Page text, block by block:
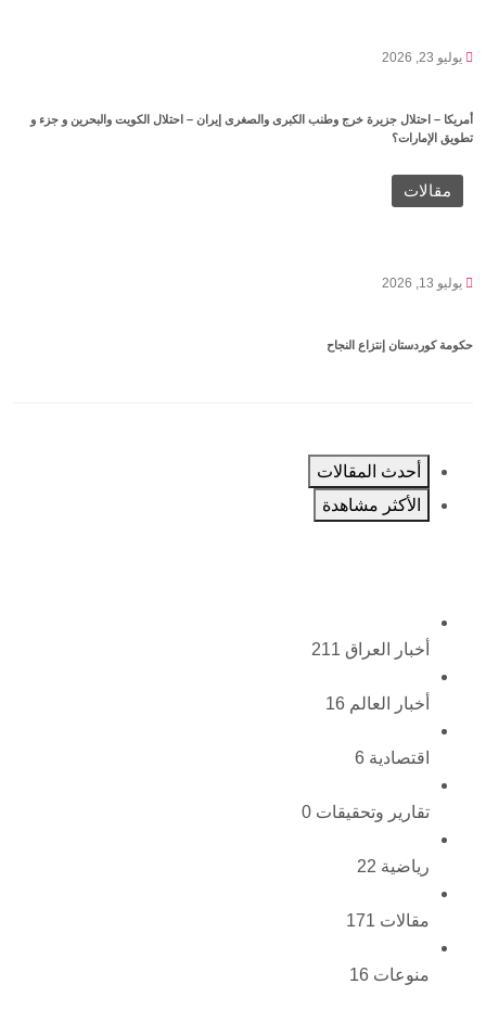
يوليو 23, 2026
أمريكا – احتلال جزيرة خرج وطنب الكبرى والصغرى إيران – احتلال الكويت والبحرين و جزء و
تطويق الإمارات؟
مقالات
يوليو 13, 2026
حكومة كوردستان إنتزاع النجاح
أحدث المقالات
الأكثر مشاهدة
أخبار العراق 211
أخبار العالم 16
اقتصادية 6
تقارير وتحقيقات 0
رياضية 22
مقالات 171
منوعات 16